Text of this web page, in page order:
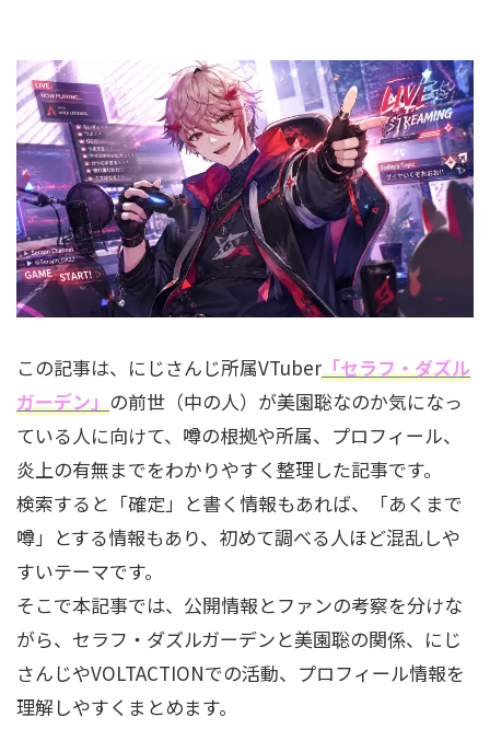
この記事は、にじさんじ所属VTuber「セラフ・ダズル
ガーデン」の前世（中の人）が美園聡なのか気になっ
ている人に向けて、噂の根拠や所属、プロフィール、
炎上の有無までをわかりやすく整理した記事です。
検索すると「確定」と書く情報もあれば、「あくまで
噂」とする情報もあり、初めて調べる人ほど混乱しや
すいテーマです。
そこで本記事では、公開情報とファンの考察を分けな
がら、セラフ・ダズルガーデンと美園聡の関係、にじ
さんじやVOLTACTIONでの活動、プロフィール情報を
理解しやすくまとめます。